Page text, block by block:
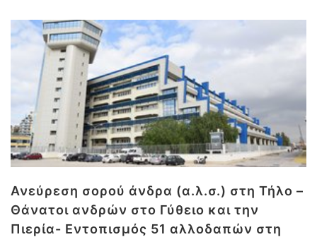
Ανεύρεση σορού άνδρα (α.λ.σ.) στη Τήλο –
Θάνατοι ανδρών στο Γύθειο και την
Πιερία- Εντοπισμός 51 αλλοδαπών στη